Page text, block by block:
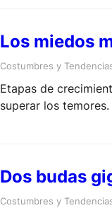
Los miedos
Costumbres y
Etapas de
superar los temores.
Dos budas
Costumbres y